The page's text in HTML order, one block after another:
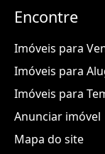
Encontre
Imóveis para
Imóveis para
Imóveis para
Anunciar imóvel
Mapa do site